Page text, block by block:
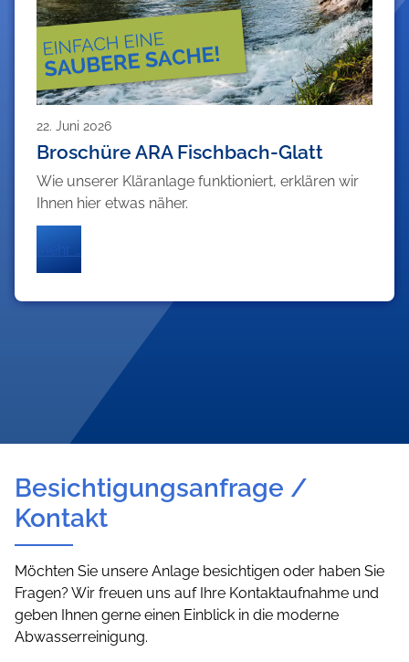
22. Juni 2026
Broschüre ARA Fischbach-Glatt
Wie unserer Kläranlage funktioniert, erklären wir
Ihnen hier etwas näher.
Mehr …
Besichtigungsanfrage /
Kontakt
Möchten Sie unsere Anlage besichtigen oder haben Sie
Fragen? Wir freuen uns auf Ihre Kontaktaufnahme und
geben Ihnen gerne einen Einblick in die moderne
Abwasserreinigung.